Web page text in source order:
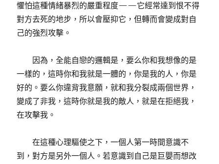
懼怕這種情緒暴烈的嚴重程度——它經常達到恨不得
對方去死的地步，所以會壓抑它，但轉而會變成對自
己的強烈攻擊。
因為，全能自戀的邏輯是，要么你和我想像的是
一樣的，這時你和我就是一體的，你是我的人，你是
好的。要么你違背我意願，就和我分裂成兩個世界，
變成了非我，這時你就是我的敵人，就是在拒絕我，
在攻擊我。
在這種心理驅使之下，一個人第一時間意識不
到，對方是另外一個人。若意識到自己是巨嬰而想改